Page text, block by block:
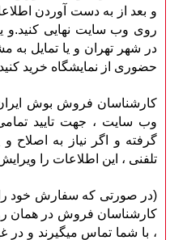
و بعد از به دست آوردن
روی وب سایت نهایی کنید.و
در شهر تهران و یا تمایل به
حضوری از نمایشگاه خرید
کارشناسان فروش بوش
وب سایت ، جهت تایید
گرفته و اگر نیاز به اصلاح و
تلفنی ، این اطلاعات را
کارشناسان فروش در همان
، با شما تماس میگیرند و در